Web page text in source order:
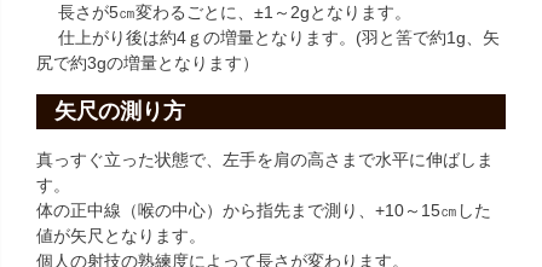
長さが5㎝変わるごとに、±1～2gとなります。
仕上がり後は約4ｇの増量となります。(羽と筈で約1g、矢
尻で約3gの増量となります）
矢尺の測り方
真っすぐ立った状態で、左手を肩の高さまで水平に伸ばしま
す。
体の正中線（喉の中心）から指先まで測り、+10～15㎝した
値が矢尺となります。
個人の射技の熟練度によって長さが変わります。